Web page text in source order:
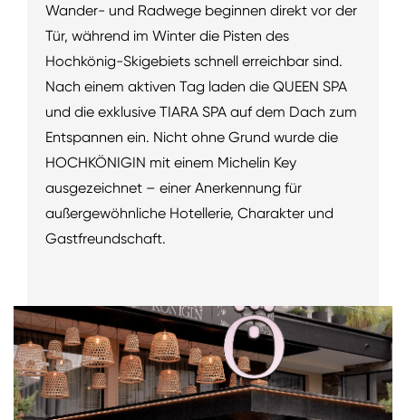
Wander- und Radwege beginnen direkt vor der
Tür, während im Winter die Pisten des
Hochkönig-Skigebiets schnell erreichbar sind.
Nach einem aktiven Tag laden die QUEEN SPA
und die exklusive TIARA SPA auf dem Dach zum
Entspannen ein. Nicht ohne Grund wurde die
HOCHKÖNIGIN mit einem Michelin Key
ausgezeichnet – einer Anerkennung für
außergewöhnliche Hotellerie, Charakter und
Gastfreundschaft.